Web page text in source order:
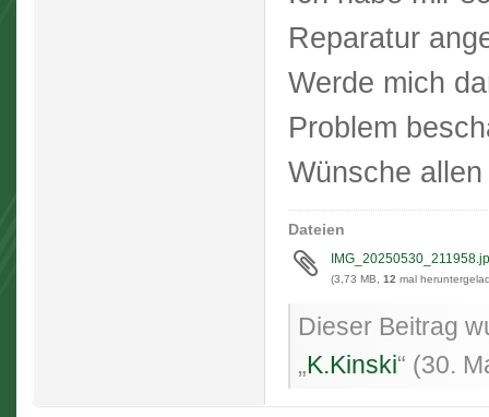
Reparatur
Werde mich
Problem
Wünsche
Dateien
(3,73 MB, 12 mal
Dieser Beitrag
„K.Kinski“ (30.